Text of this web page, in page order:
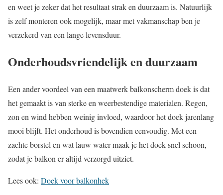
en weet je zeker dat het resultaat strak en duurzaam is. Natuurlijk
is zelf monteren ook mogelijk, maar met vakmanschap ben je
verzekerd van een lange levensduur.
Onderhoudsvriendelijk en duurzaam
Een ander voordeel van een maatwerk balkonscherm doek is dat
het gemaakt is van sterke en weerbestendige materialen. Regen,
zon en wind hebben weinig invloed, waardoor het doek jarenlang
mooi blijft. Het onderhoud is bovendien eenvoudig. Met een
zachte borstel en wat lauw water maak je het doek snel schoon,
zodat je balkon er altijd verzorgd uitziet.
Lees ook: Doek voor balkonhek